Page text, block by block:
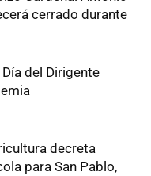
cerrado durante
del Dirigente
decreta
para San Pablo,